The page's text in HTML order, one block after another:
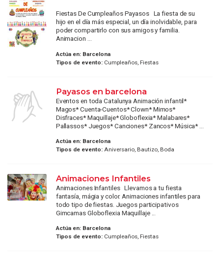
Fiestas De Cumpleaños Payasos La fiesta de su
hijo en el día más especial, un día inolvidable, para
poder compartirlo con sus amigos y familia.
Animacion ...
Actúa en: Barcelona
Tipos de evento:Cumpleaños, Fiestas
Payasos en barcelona
Eventos en toda Catalunya Animación infantil*
Magos* Cuenta-Cuentos* Clown* Mimos*
Disfraces* Maquillaje* Globoflexia* Malabares*
Pallassos* Juegos* Canciones* Zancos* Música* ...
Actúa en: Barcelona
Tipos de evento:Aniversario, Bautizo, Boda
Animaciones Infantiles
Animaciones Infantiles Llevamos a tu fiesta
fantasía, mágia y color. Animaciones infantiles para
todo tipo de fiestas. Juegos participativos
Gimcamas Globoflexia Maquillaje ...
Actúa en: Barcelona
Tipos de evento:Cumpleaños, Fiestas